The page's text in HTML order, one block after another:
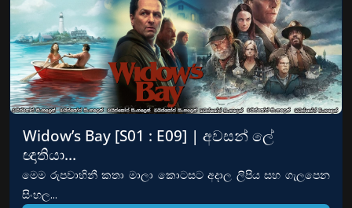
Widow’s Bay [S01 : E09] | අවසන් ලේ
ඥාතියා…
මෙම රුපවාහිනී කතා මාලා කොටසට අදාල ලිපිය සහ ගැලපෙන
සිංහල...